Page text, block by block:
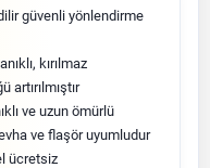
güvenli yönlendirme
kırılmaz
ve uzun ömürlü
ve flaşör uyumludur
ücretsiz